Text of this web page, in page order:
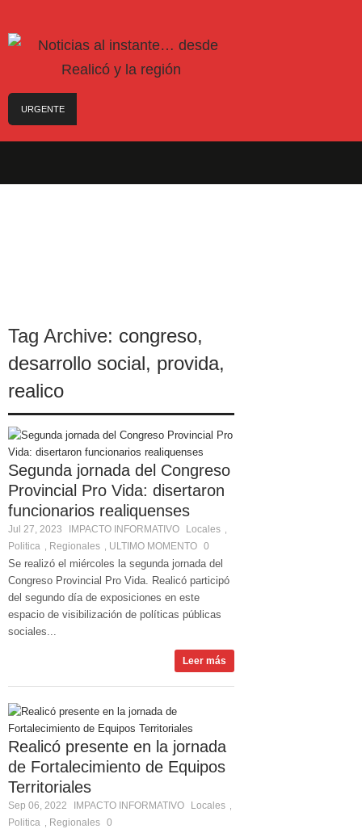
URGENTE
Trágico choque frontal en la Ruta Provincial 101:
SANTA ROSA – El municipio plantó más de 600
escondernos»
Tag Archive: congreso,
desarrollo social, provida,
realico
Segunda jornada del Congreso
Provincial Pro Vida: disertaron
funcionarios realiquenses
Jul 27, 2023 IMPACTO INFORMATIVO Locales
Politica Regionales ULTIMO MOMENTO 0
Se realizó el miércoles la segunda jornada del
Congreso Provincial Pro Vida. Realicó participó
del segundo día de exposiciones en este
espacio de visibilización de políticas públicas
sociales...
Leer más
Realicó presente en la jornada
de Fortalecimiento de Equipos
Territoriales
Sep 06, 2022 IMPACTO INFORMATIVO Locales
Politica Regionales 0